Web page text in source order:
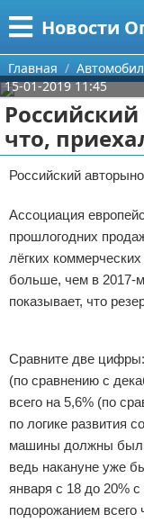
Новости
Меню
Главная
Категории
Автомобили
Знаменитости
Политика
Природа
Культура
Экономика
Разное
Поиск
О проекте
Контакты
Сотрудничество
Размещение
Условия
Отказ от
Главная
15-01-2019 11:45
что,
Российский
Ассоциация
прошлогодних
лёгких
больше, чем в 2017-
показывает, что
Сравните две
(по сравнению с
всего на 5,6% (по
по логике развития
машины должны были
ведь накануне уже
января с 18 до 20%
подорожанием всего